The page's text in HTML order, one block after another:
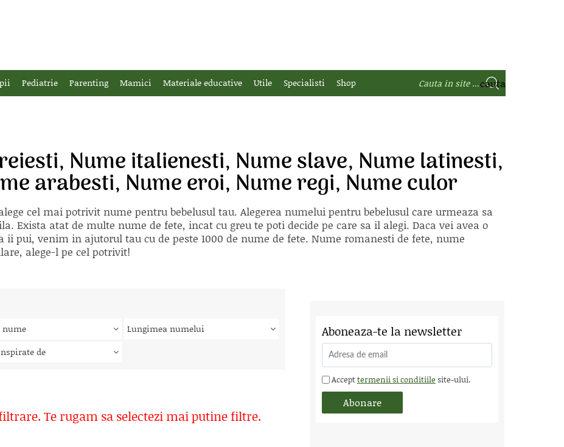
Pediatrie Parenting Mamici Materiale educative Utile Specialisti Shop
Nume italienesti, Nume slave, Nume latinesti,
arabesti, Nume eroi, Nume regi, Nume culor
cel mai potrivit nume pentru bebelusul tau. Alegerea numelui pentru bebelusul care urmeaza sa
Exista atat de multe nume de fete, incat cu greu te poti decide pe care sa il alegi. Daca vei avea o
pui, venim in ajutorul tau cu de peste 1000 de nume de fete. Nume romanesti de fete, nume
alege-l pe cel potrivit!
nume
Lungimea numelui
de
Te rugam sa selectezi mai putine filtre.
Aboneaza-te la newsletter
Accepttermenii si conditiile site-ului.